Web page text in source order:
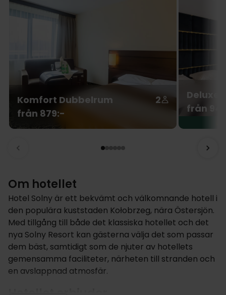
Komfort Dubbelrum
2
från 879:-
Deluxe
från
Om hotellet
Hotel Solny är ett bekvämt och välkomnande hotell i
den populära kuststaden Kołobrzeg, nära Östersjön.
Med tillgång till både det klassiska hotellet och det
nya Solny Resort kan gästerna välja det som passar
dem bäst, samtidigt som de njuter av hotellets
gemensamma faciliteter, närheten till stranden och
en avslappnad atmosfär.